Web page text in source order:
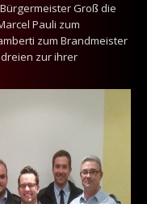
Groß die
Pauli zum
zum Brandmeister
zur ihrer